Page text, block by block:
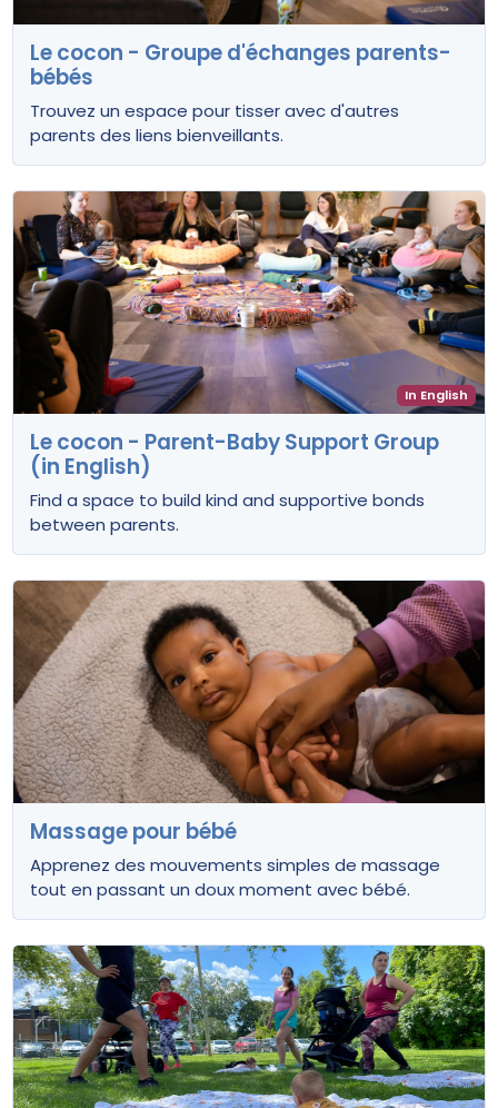
Le cocon - Groupe d'échanges parents-
bébés
Trouvez un espace pour tisser avec d'autres
parents des liens bienveillants.
In English
Le cocon - Parent-Baby Support Group
(in English)
Find a space to build kind and supportive bonds
between parents.
Massage pour bébé
Apprenez des mouvements simples de massage
tout en passant un doux moment avec bébé.